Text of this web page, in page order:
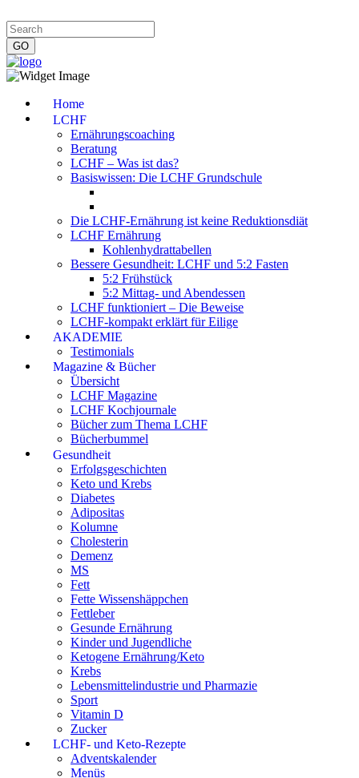
Home
LCHF
Ernährungscoaching
Beratung
LCHF – Was ist das?
Basiswissen: Die LCHF Grundschule
Die LCHF-Ernährung ist keine Reduktionsdiät
LCHF Ernährung
Kohlenhydrattabellen
Bessere Gesundheit: LCHF und 5:2 Fasten
5:2 Frühstück
5:2 Mittag- und Abendessen
LCHF funktioniert – Die Beweise
LCHF-kompakt erklärt für Eilige
AKADEMIE
Testimonials
Magazine & Bücher
Übersicht
LCHF Magazine
LCHF Kochjournale
Bücher zum Thema LCHF
Bücherbummel
Gesundheit
Erfolgsgeschichten
Keto und Krebs
Diabetes
Adipositas
Kolumne
Cholesterin
Demenz
MS
Fett
Fette Wissenshäppchen
Fettleber
Gesunde Ernährung
Kinder und Jugendliche
Ketogene Ernährung/Keto
Krebs
Lebensmittelindustrie und Pharmazie
Sport
Vitamin D
Zucker
LCHF- und Keto-Rezepte
Adventskalender
Menüs